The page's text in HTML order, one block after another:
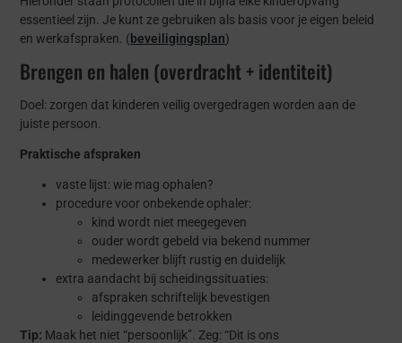
essentieel zijn. Je kunt ze gebruiken als basis voor je eigen beleid
en werkafspraken. (beveiligingsplan)
Brengen en halen (overdracht + identiteit)
Doel: zorgen dat kinderen veilig overgedragen worden aan de
juiste persoon.
Praktische afspraken
vaste lijst: wie mag ophalen?
procedure voor onbekende ophaler:
kind wordt niet meegegeven
ouder wordt gebeld via bekend nummer
medewerker blijft rustig en duidelijk
extra aandacht bij scheidingssituaties:
afspraken schriftelijk bevestigen
leidinggevende betrokken
Tip: Maak het niet “persoonlijk”. Zeg: “Dit is ons